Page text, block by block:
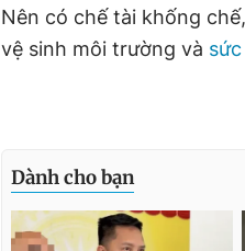
Nên có chế tài khống
vệ sinh môi trường và